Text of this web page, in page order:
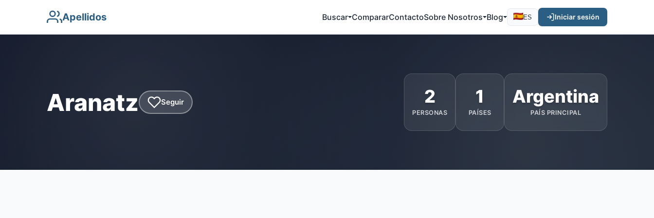
Apellidos Buscar CompararContactoSobre Nosotros Blog ES Iniciar sesión
Aranatz Seguir 2
PERSONAS
1
PAÍSES
Argentina
PAÍS PRINCIPAL